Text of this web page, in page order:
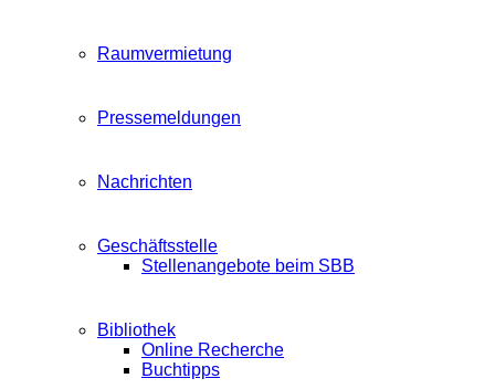
Raumvermietung
Pressemeldungen
Nachrichten
Geschäftsstelle
Stellenangebote beim SBB
Bibliothek
Online Recherche
Buchtipps